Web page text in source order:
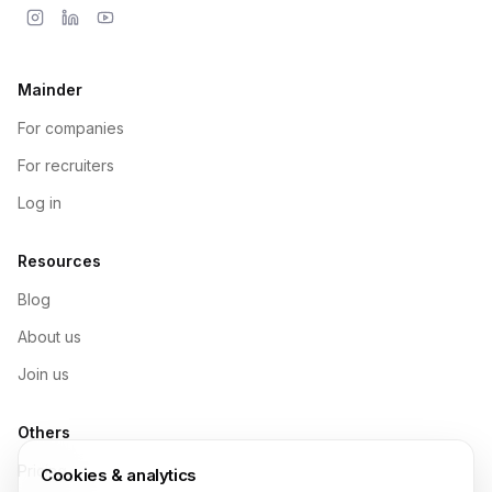
Mainder
For companies
For recruiters
Log in
Resources
Blog
About us
Join us
Others
Pricing
Cookies & analytics